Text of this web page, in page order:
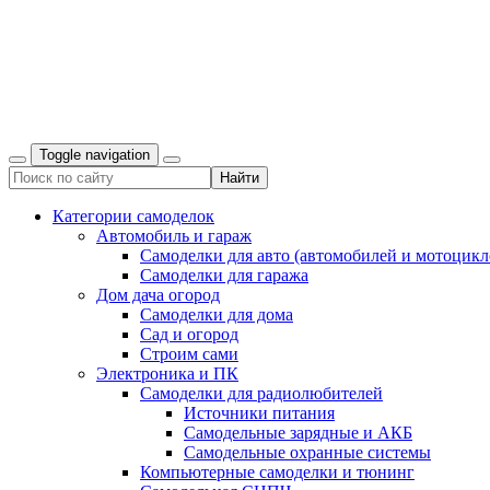
Toggle navigation
Категории самоделок
Автомобиль и гараж
Самоделки для авто (автомобилей и
Самоделки для гаража
Дом дача огород
Самоделки для дома
Сад и огород
Строим сами
Электроника и ПК
Самоделки для радиолюбителей
Источники питания
Самодельные зарядные и АКБ
Самодельные охранные системы
Компьютерные самоделки и тюнинг